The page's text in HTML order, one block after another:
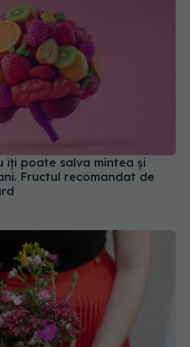
îți poate salva mintea și
Fructul recomandat de